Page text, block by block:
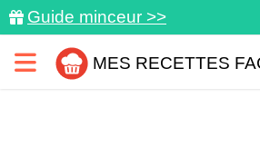
Guide minceur >>
MES RECETTES